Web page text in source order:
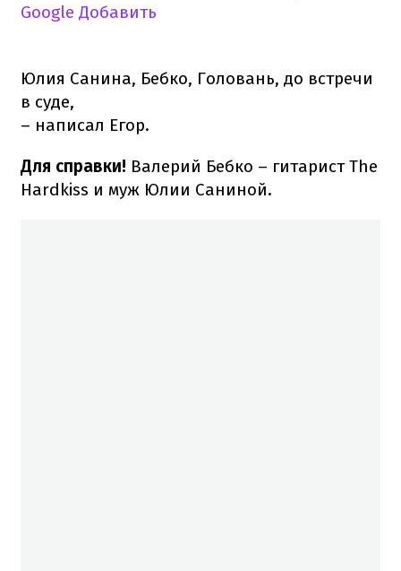
Google Добавить
Юлия Санина, Бебко, Головань, до встречи
в суде,
– написал Егор.
Для справки! Валерий Бебко – гитарист The
Hardkiss и муж Юлии Саниной.